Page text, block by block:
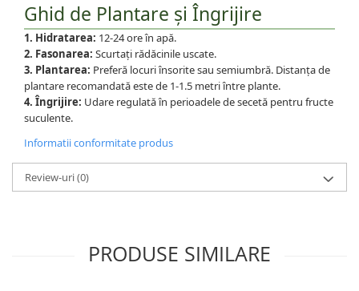
Ghid de Plantare și Îngrijire
1. Hidratarea: 12-24 ore în apă.
2. Fasonarea: Scurtați rădăcinile uscate.
3. Plantarea: Preferă locuri însorite sau semiumbră. Distanța de
plantare recomandată este de 1-1.5 metri între plante.
4. Îngrijire: Udare regulată în perioadele de secetă pentru fructe
suculente.
Informatii conformitate produs
Review-uri(0)
PRODUSE SIMILARE